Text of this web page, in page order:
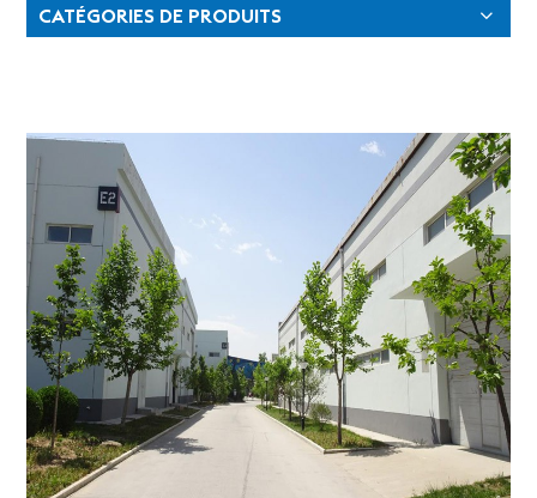
CATÉGORIES DE PRODUITS